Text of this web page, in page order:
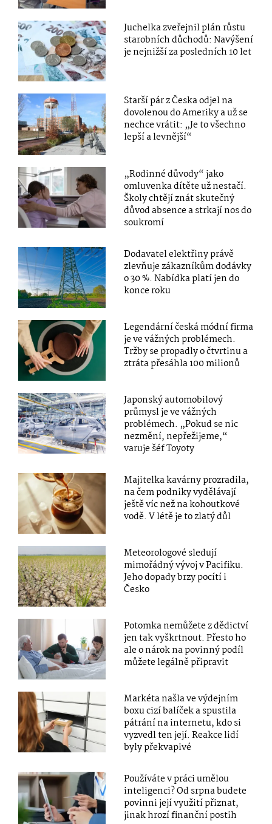
Juchelka zveřejnil plán růstu
starobních důchodů: Navýšení
je nejnižší za posledních 10 let
Starší pár z Česka odjel na
dovolenou do Ameriky a už se
nechce vrátit: „Je to všechno
lepší a levnější“
„Rodinné důvody“ jako
omluvenka dítěte už nestačí.
Školy chtějí znát skutečný
důvod absence a strkají nos do
soukromí
Dodavatel elektřiny právě
zlevňuje zákazníkům dodávky
o 30 %. Nabídka platí jen do
konce roku
Legendární česká módní firma
je ve vážných problémech.
Tržby se propadly o čtvrtinu a
ztráta přesáhla 100 milionů
Japonský automobilový
průmysl je ve vážných
problémech. „Pokud se nic
nezmění, nepřežijeme,“
varuje šéf Toyoty
Majitelka kavárny prozradila,
na čem podniky vydělávají
ještě víc než na kohoutkové
vodě. V létě je to zlatý důl
Meteorologové sledují
mimořádný vývoj v Pacifiku.
Jeho dopady brzy pocítí i
Česko
Potomka nemůžete z dědictví
jen tak vyškrtnout. Přesto ho
ale o nárok na povinný podíl
můžete legálně připravit
Markéta našla ve výdejním
boxu cizí balíček a spustila
pátrání na internetu, kdo si
vyzvedl ten její. Reakce lidí
byly překvapivé
Používáte v práci umělou
inteligenci? Od srpna budete
povinni její využití přiznat,
jinak hrozí finanční postih